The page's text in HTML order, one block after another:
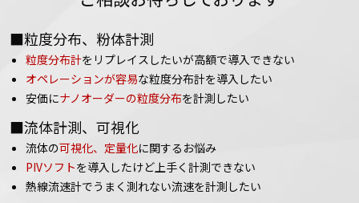
■粒度分布、粉体計測
粒度分布計をリプレイスしたいが高額で導入できない
オペレーションが容易な粒度分布計を導入したい
安価にナノオーダーの粒度分布を計測したい
■流体計測、可視化
流体の可視化、定量化に関するお悩み
PIVソフトを導入したけど上手く計測できない
熱線流速計でうまく測れない流速を計測したい